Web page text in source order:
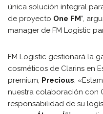
única solución integral
de proyecto One FM”,
manager de FM Logistic
FM Logistic gestionará la
cosméticos de Clarins en
premium, Precious.
nuestra colaboración con
responsabilidad de su